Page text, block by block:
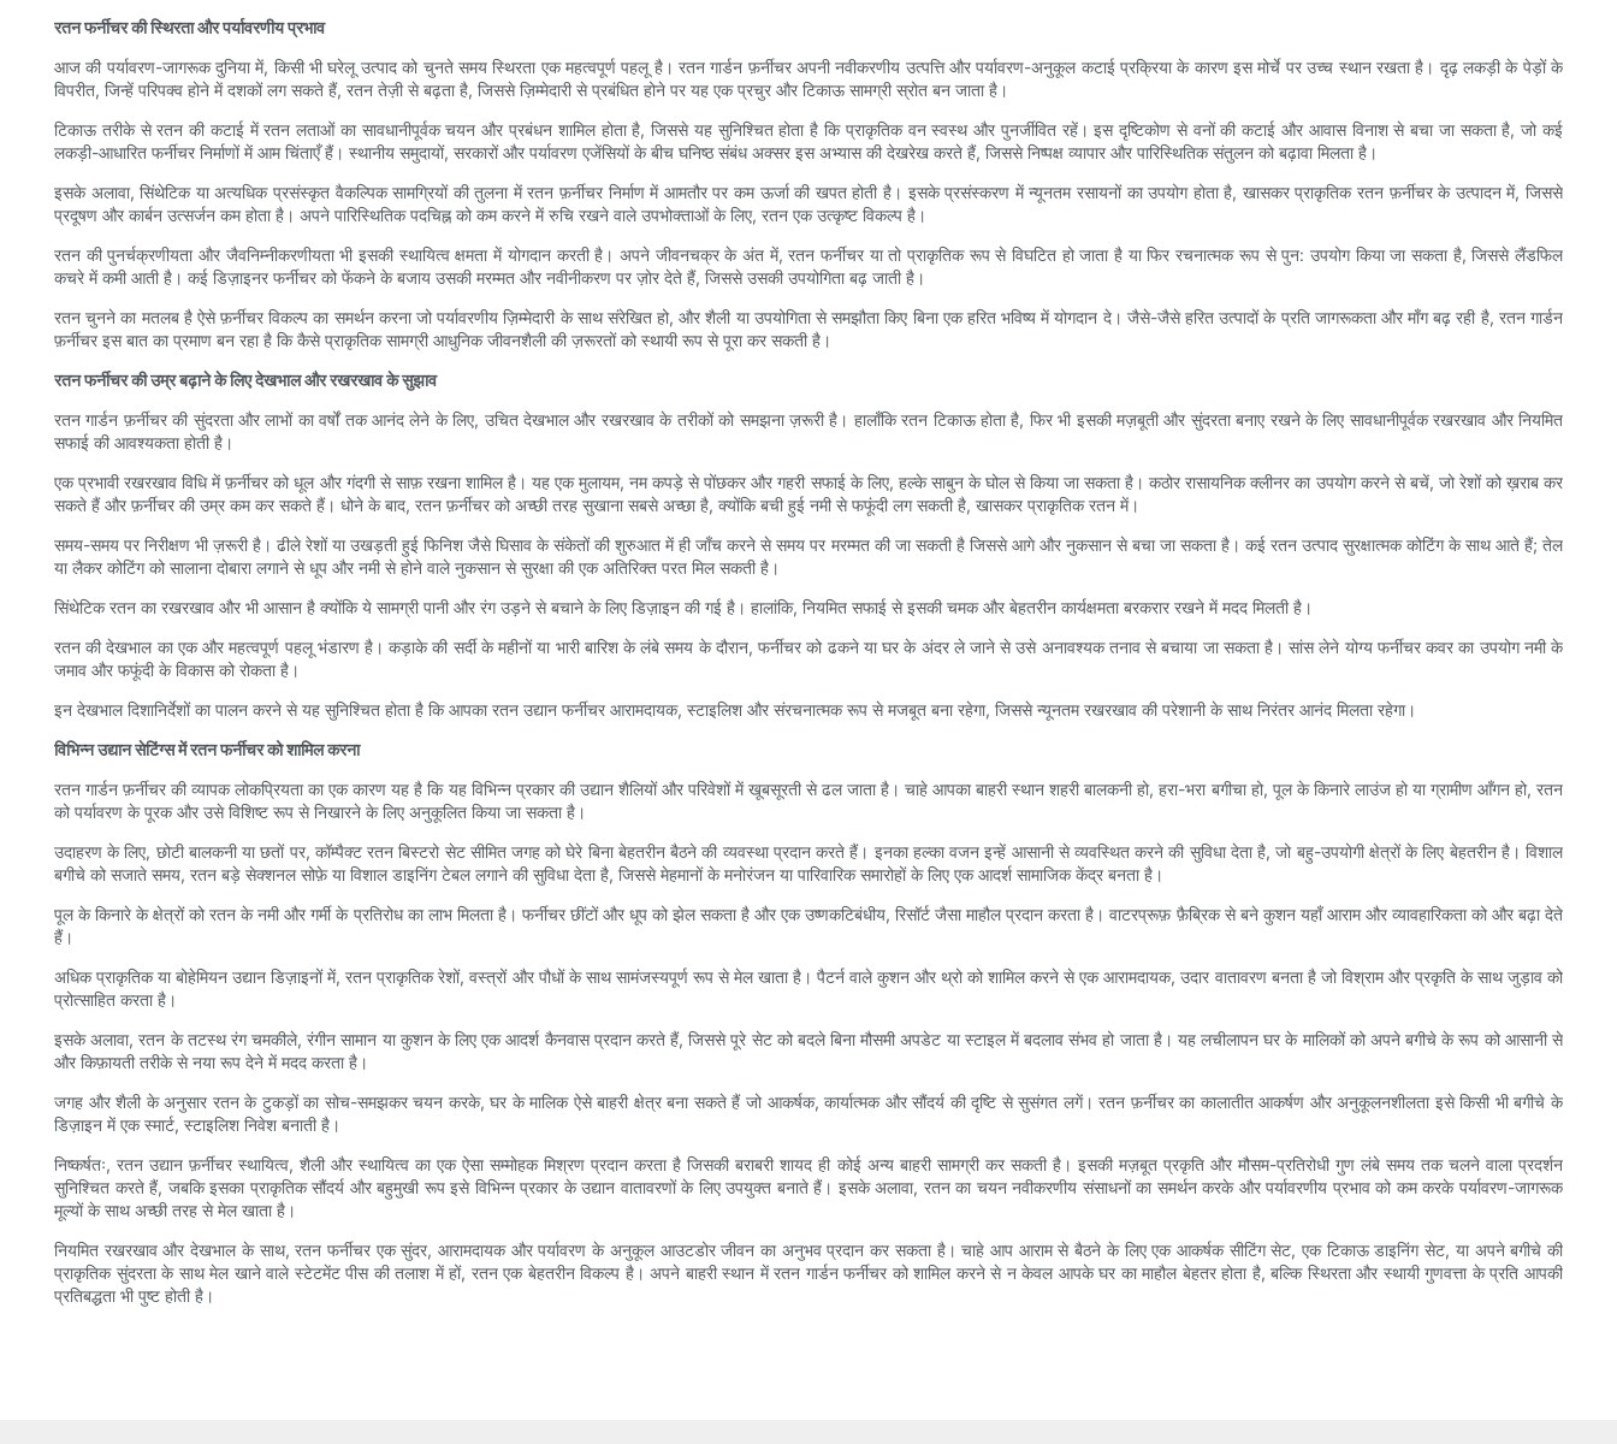
रतन फर्नीचर की स्थिरता और पर्यावरणीय प्रभाव
आज की पर्यावरण-जागरूक दुनिया में, किसी भी घरेलू उत्पाद को चुनते समय स्थिरता एक महत्वपूर्ण पहलू है। रतन गार्डन फ़र्नीचर अपनी नवीकरणीय उत्पत्ति और पर्यावरण-अनुकूल कटाई प्रक्रिया के कारण इस मोर्चे पर उच्च स्थान रखता है। दृढ़ लकड़ी के पेड़ों के
विपरीत, जिन्हें परिपक्व होने में दशकों लग सकते हैं, रतन तेज़ी से बढ़ता है, जिससे ज़िम्मेदारी से प्रबंधित होने पर यह एक प्रचुर और टिकाऊ सामग्री स्रोत बन जाता है।
टिकाऊ तरीके से रतन की कटाई में रतन लताओं का सावधानीपूर्वक चयन और प्रबंधन शामिल होता है, जिससे यह सुनिश्चित होता है कि प्राकृतिक वन स्वस्थ और पुनर्जीवित रहें। इस दृष्टिकोण से वनों की कटाई और आवास विनाश से बचा जा सकता है, जो कई
लकड़ी-आधारित फर्नीचर निर्माणों में आम चिंताएँ हैं। स्थानीय समुदायों, सरकारों और पर्यावरण एजेंसियों के बीच घनिष्ठ संबंध अक्सर इस अभ्यास की देखरेख करते हैं, जिससे निष्पक्ष व्यापार और पारिस्थितिक संतुलन को बढ़ावा मिलता है।
इसके अलावा, सिंथेटिक या अत्यधिक प्रसंस्कृत वैकल्पिक सामग्रियों की तुलना में रतन फ़र्नीचर निर्माण में आमतौर पर कम ऊर्जा की खपत होती है। इसके प्रसंस्करण में न्यूनतम रसायनों का उपयोग होता है, खासकर प्राकृतिक रतन फ़र्नीचर के उत्पादन में, जिससे
प्रदूषण और कार्बन उत्सर्जन कम होता है। अपने पारिस्थितिक पदचिह्न को कम करने में रुचि रखने वाले उपभोक्ताओं के लिए, रतन एक उत्कृष्ट विकल्प है।
रतन की पुनर्चक्रणीयता और जैवनिम्नीकरणीयता भी इसकी स्थायित्व क्षमता में योगदान करती है। अपने जीवनचक्र के अंत में, रतन फर्नीचर या तो प्राकृतिक रूप से विघटित हो जाता है या फिर रचनात्मक रूप से पुन: उपयोग किया जा सकता है, जिससे लैंडफिल
कचरे में कमी आती है। कई डिज़ाइनर फर्नीचर को फेंकने के बजाय उसकी मरम्मत और नवीनीकरण पर ज़ोर देते हैं, जिससे उसकी उपयोगिता बढ़ जाती है।
रतन चुनने का मतलब है ऐसे फ़र्नीचर विकल्प का समर्थन करना जो पर्यावरणीय ज़िम्मेदारी के साथ संरेखित हो, और शैली या उपयोगिता से समझौता किए बिना एक हरित भविष्य में योगदान दे। जैसे-जैसे हरित उत्पादों के प्रति जागरूकता और माँग बढ़ रही है, रतन गार्डन
फ़र्नीचर इस बात का प्रमाण बन रहा है कि कैसे प्राकृतिक सामग्री आधुनिक जीवनशैली की ज़रूरतों को स्थायी रूप से पूरा कर सकती है।
रतन फर्नीचर की उम्र बढ़ाने के लिए देखभाल और रखरखाव के सुझाव
रतन गार्डन फ़र्नीचर की सुंदरता और लाभों का वर्षों तक आनंद लेने के लिए, उचित देखभाल और रखरखाव के तरीकों को समझना ज़रूरी है। हालाँकि रतन टिकाऊ होता है, फिर भी इसकी मज़बूती और सुंदरता बनाए रखने के लिए सावधानीपूर्वक रखरखाव और नियमित
सफाई की आवश्यकता होती है।
एक प्रभावी रखरखाव विधि में फ़र्नीचर को धूल और गंदगी से साफ़ रखना शामिल है। यह एक मुलायम, नम कपड़े से पोंछकर और गहरी सफाई के लिए, हल्के साबुन के घोल से किया जा सकता है। कठोर रासायनिक क्लीनर का उपयोग करने से बचें, जो रेशों को ख़राब कर
सकते हैं और फ़र्नीचर की उम्र कम कर सकते हैं। धोने के बाद, रतन फ़र्नीचर को अच्छी तरह सुखाना सबसे अच्छा है, क्योंकि बची हुई नमी से फफूंदी लग सकती है, खासकर प्राकृतिक रतन में।
समय-समय पर निरीक्षण भी ज़रूरी है। ढीले रेशों या उखड़ती हुई फिनिश जैसे घिसाव के संकेतों की शुरुआत में ही जाँच करने से समय पर मरम्मत की जा सकती है जिससे आगे और नुकसान से बचा जा सकता है। कई रतन उत्पाद सुरक्षात्मक कोटिंग के साथ आते हैं; तेल
या लैकर कोटिंग को सालाना दोबारा लगाने से धूप और नमी से होने वाले नुकसान से सुरक्षा की एक अतिरिक्त परत मिल सकती है।
सिंथेटिक रतन का रखरखाव और भी आसान है क्योंकि ये सामग्री पानी और रंग उड़ने से बचाने के लिए डिज़ाइन की गई है। हालांकि, नियमित सफाई से इसकी चमक और बेहतरीन कार्यक्षमता बरकरार रखने में मदद मिलती है।
रतन की देखभाल का एक और महत्वपूर्ण पहलू भंडारण है। कड़ाके की सर्दी के महीनों या भारी बारिश के लंबे समय के दौरान, फर्नीचर को ढकने या घर के अंदर ले जाने से उसे अनावश्यक तनाव से बचाया जा सकता है। सांस लेने योग्य फर्नीचर कवर का उपयोग नमी के
जमाव और फफूंदी के विकास को रोकता है।
इन देखभाल दिशानिर्देशों का पालन करने से यह सुनिश्चित होता है कि आपका रतन उद्यान फर्नीचर आरामदायक, स्टाइलिश और संरचनात्मक रूप से मजबूत बना रहेगा, जिससे न्यूनतम रखरखाव की परेशानी के साथ निरंतर आनंद मिलता रहेगा।
विभिन्न उद्यान सेटिंग्स में रतन फर्नीचर को शामिल करना
रतन गार्डन फ़र्नीचर की व्यापक लोकप्रियता का एक कारण यह है कि यह विभिन्न प्रकार की उद्यान शैलियों और परिवेशों में खूबसूरती से ढल जाता है। चाहे आपका बाहरी स्थान शहरी बालकनी हो, हरा-भरा बगीचा हो, पूल के किनारे लाउंज हो या ग्रामीण आँगन हो, रतन
को पर्यावरण के पूरक और उसे विशिष्ट रूप से निखारने के लिए अनुकूलित किया जा सकता है।
उदाहरण के लिए, छोटी बालकनी या छतों पर, कॉम्पैक्ट रतन बिस्टरो सेट सीमित जगह को घेरे बिना बेहतरीन बैठने की व्यवस्था प्रदान करते हैं। इनका हल्का वजन इन्हें आसानी से व्यवस्थित करने की सुविधा देता है, जो बहु-उपयोगी क्षेत्रों के लिए बेहतरीन है। विशाल
बगीचे को सजाते समय, रतन बड़े सेक्शनल सोफ़े या विशाल डाइनिंग टेबल लगाने की सुविधा देता है, जिससे मेहमानों के मनोरंजन या पारिवारिक समारोहों के लिए एक आदर्श सामाजिक केंद्र बनता है।
पूल के किनारे के क्षेत्रों को रतन के नमी और गर्मी के प्रतिरोध का लाभ मिलता है। फर्नीचर छींटों और धूप को झेल सकता है और एक उष्णकटिबंधीय, रिसॉर्ट जैसा माहौल प्रदान करता है। वाटरप्रूफ़ फ़ैब्रिक से बने कुशन यहाँ आराम और व्यावहारिकता को और बढ़ा देते
हैं।
अधिक प्राकृतिक या बोहेमियन उद्यान डिज़ाइनों में, रतन प्राकृतिक रेशों, वस्त्रों और पौधों के साथ सामंजस्यपूर्ण रूप से मेल खाता है। पैटर्न वाले कुशन और थ्रो को शामिल करने से एक आरामदायक, उदार वातावरण बनता है जो विश्राम और प्रकृति के साथ जुड़ाव को
प्रोत्साहित करता है।
इसके अलावा, रतन के तटस्थ रंग चमकीले, रंगीन सामान या कुशन के लिए एक आदर्श कैनवास प्रदान करते हैं, जिससे पूरे सेट को बदले बिना मौसमी अपडेट या स्टाइल में बदलाव संभव हो जाता है। यह लचीलापन घर के मालिकों को अपने बगीचे के रूप को आसानी से
और किफ़ायती तरीके से नया रूप देने में मदद करता है।
जगह और शैली के अनुसार रतन के टुकड़ों का सोच-समझकर चयन करके, घर के मालिक ऐसे बाहरी क्षेत्र बना सकते हैं जो आकर्षक, कार्यात्मक और सौंदर्य की दृष्टि से सुसंगत लगें। रतन फ़र्नीचर का कालातीत आकर्षण और अनुकूलनशीलता इसे किसी भी बगीचे के
डिज़ाइन में एक स्मार्ट, स्टाइलिश निवेश बनाती है।
निष्कर्षतः, रतन उद्यान फ़र्नीचर स्थायित्व, शैली और स्थायित्व का एक ऐसा सम्मोहक मिश्रण प्रदान करता है जिसकी बराबरी शायद ही कोई अन्य बाहरी सामग्री कर सकती है। इसकी मज़बूत प्रकृति और मौसम-प्रतिरोधी गुण लंबे समय तक चलने वाला प्रदर्शन
सुनिश्चित करते हैं, जबकि इसका प्राकृतिक सौंदर्य और बहुमुखी रूप इसे विभिन्न प्रकार के उद्यान वातावरणों के लिए उपयुक्त बनाते हैं। इसके अलावा, रतन का चयन नवीकरणीय संसाधनों का समर्थन करके और पर्यावरणीय प्रभाव को कम करके पर्यावरण-जागरूक
मूल्यों के साथ अच्छी तरह से मेल खाता है।
नियमित रखरखाव और देखभाल के साथ, रतन फर्नीचर एक सुंदर, आरामदायक और पर्यावरण के अनुकूल आउटडोर जीवन का अनुभव प्रदान कर सकता है। चाहे आप आराम से बैठने के लिए एक आकर्षक सीटिंग सेट, एक टिकाऊ डाइनिंग सेट, या अपने बगीचे की
प्राकृतिक सुंदरता के साथ मेल खाने वाले स्टेटमेंट पीस की तलाश में हों, रतन एक बेहतरीन विकल्प है। अपने बाहरी स्थान में रतन गार्डन फर्नीचर को शामिल करने से न केवल आपके घर का माहौल बेहतर होता है, बल्कि स्थिरता और स्थायी गुणवत्ता के प्रति आपकी
प्रतिबद्धता भी पुष्ट होती है।